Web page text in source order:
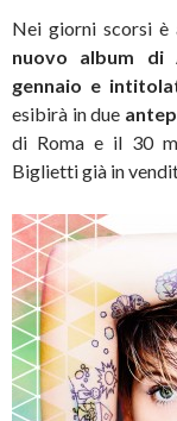
Nei giorni scorsi è
nuovo album di
gennaio e
esibirà in due
di Roma e il 30
Biglietti già in